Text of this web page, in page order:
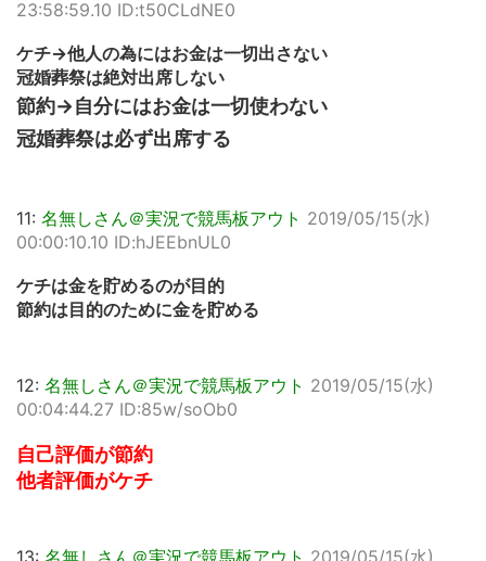
23:58:59.10 ID:t50CLdNE0
ケチ→他人の為にはお金は一切出さない
冠婚葬祭は絶対出席しない
節約→自分にはお金は一切使わない
冠婚葬祭は必ず出席する
11: 名無しさん＠実況で競馬板アウト 2019/05/15(水)
00:00:10.10 ID:hJEEbnUL0
ケチは金を貯めるのが目的
節約は目的のために金を貯める
12: 名無しさん＠実況で競馬板アウト 2019/05/15(水)
00:04:44.27 ID:85w/soOb0
自己評価が節約
他者評価がケチ
13: 名無しさん＠実況で競馬板アウト 2019/05/15(水)